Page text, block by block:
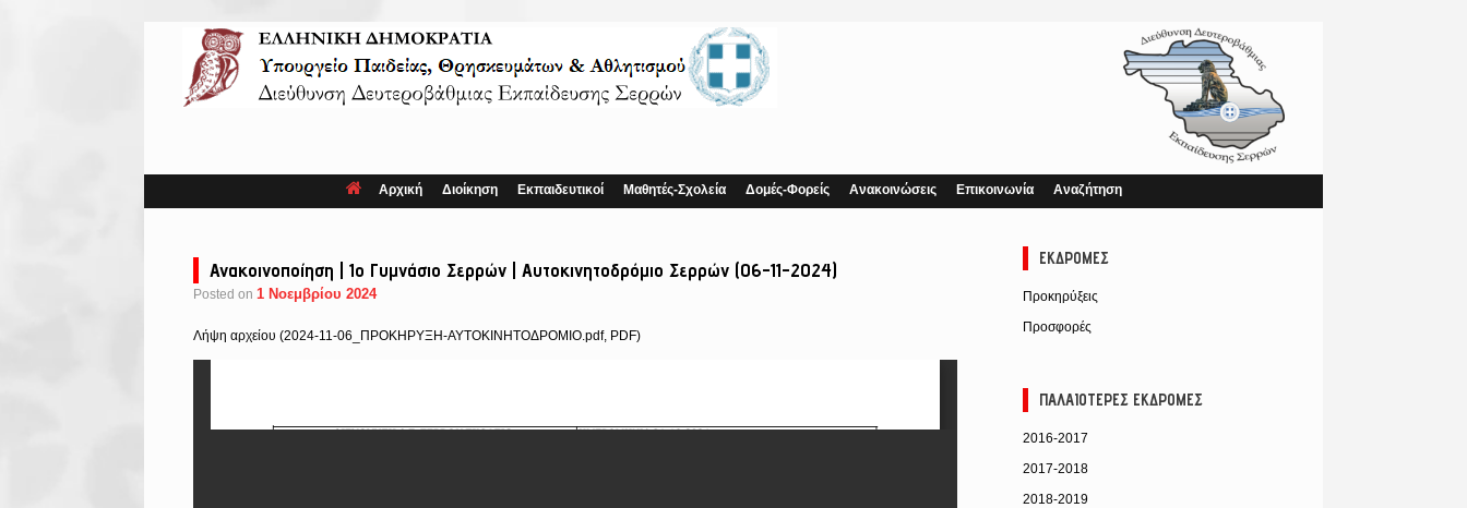
Αρχική Διοίκηση Εκπαιδευτικοί Μαθητές-Σχολεία Δομές-Φορείς Ανακοινώσεις Επικοινωνία Αναζήτηση
Ανακοινοποίηση | 1ο Γυμνάσιο Σερρών | Αυτοκινητοδρόμιο Σερρών (06-11-2024)
Posted on 1 Νοεμβρίου 2024
Λήψη αρχείου (2024-11-06_ΠΡΟΚΗΡΥΞΗ-ΑΥΤΟΚΙΝΗΤΟΔΡΟΜΙΟ.pdf, PDF)
ΕΚΔΡΟΜΈΣ
Προκηρύξεις
Προσφορές
ΠΑΛΑΙΌΤΕΡΕΣ ΕΚΔΡΟΜΈΣ
2016-2017
2017-2018
2018-2019